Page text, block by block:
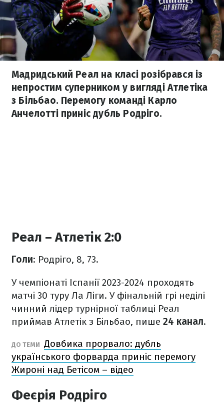
Мадридський Реал на класі розібрався із
непростим суперником у вигляді Атлетіка
з Більбао. Перемогу команді Карло
Анчелотті приніс дубль Родріго.
Реал – Атлетік 2:0
Голи: Родріго, 8, 73.
У чемпіонаті Іспанії 2023-2024 проходять
матчі 30 туру Ла Ліги. У фінальній грі неділі
чинний лідер турнірної таблиці Реал
приймав Атлетік з Більбао, пише 24 канал.
ДО ТЕМИ Довбика прорвало: дубль
українського форварда приніс перемогу
Жироні над Бетісом – відео
Феєрія Родріго